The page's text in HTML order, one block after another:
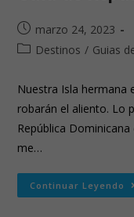
marzo 24, 2023
Destinos / Guias
Nuestra Isla hermana
robarán el aliento. Lo
República
me…
Continuar Leyendo